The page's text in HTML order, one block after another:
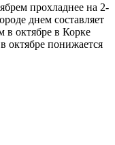
прохладнее на 2-
днем составляет
в октябре в Корке
октябре понижается